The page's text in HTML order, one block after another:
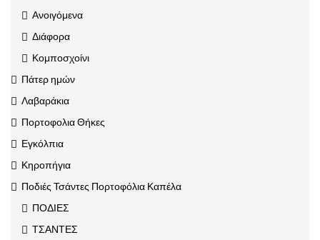
Ανοιγόμενα
Διάφορα
Κομποσχοίνι
Πάτερ ημών
Λαβαράκια
Πορτοφολια Θήκες
Εγκόλπια
Κηροπήγια
Ποδιές Τσάντες Πορτοφόλια Καπέλα
ΠΟΔΙΕΣ
ΤΣΑΝΤΕΣ